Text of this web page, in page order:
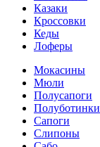
Казаки
Кроссовки
Кеды
Лоферы
Мокасины
Мюли
Полусапоги
Полуботинки
Сапоги
Слипоны